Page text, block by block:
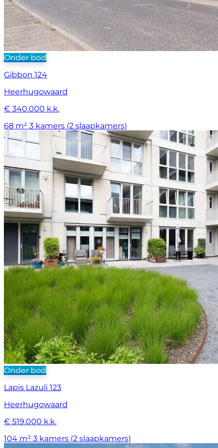
Onder bod
Gibbon 124
Heerhugowaard
€ 340.000 k.k.
68 m² 3 kamers (2 slaapkamers)
Onder bod
Lapis Lazuli 123
Heerhugowaard
€ 519.000 k.k.
104 m² 3 kamers (2 slaapkamers)